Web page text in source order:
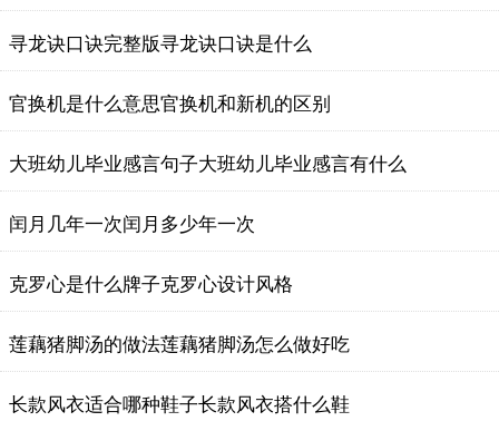
寻龙诀口诀完整版寻龙诀口诀是什么
官换机是什么意思官换机和新机的区别
大班幼儿毕业感言句子大班幼儿毕业感言有什么
闰月几年一次闰月多少年一次
克罗心是什么牌子克罗心设计风格
莲藕猪脚汤的做法莲藕猪脚汤怎么做好吃
长款风衣适合哪种鞋子长款风衣搭什么鞋